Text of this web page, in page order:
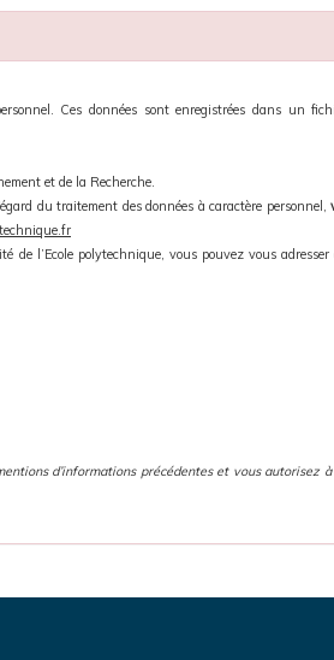
Ces données sont enregistrées dans un
et de la Recherche.
du traitement des données à caractère personnel,
l’Ecole polytechnique, vous pouvez vous
d’informations précédentes et vous autorisez